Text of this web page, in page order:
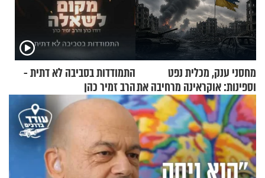
מחסני ענק, מכלית נפט
וספינות: אוקראינה מרחיבה את
התקיפות בעומק רוסיה
התמודדות בסביבה לא דתית -
הרב זמיר כהן